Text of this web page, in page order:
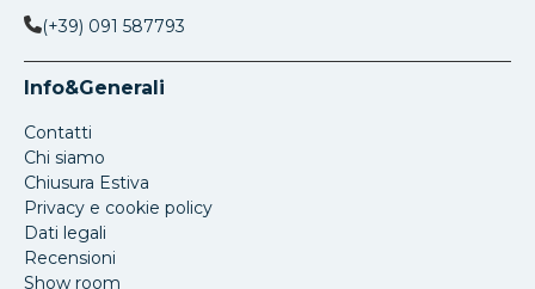
(+39) 091 587793
Info&Generali
Contatti
Chi siamo
Chiusura Estiva
Privacy e cookie policy
Dati legali
Recensioni
Show room